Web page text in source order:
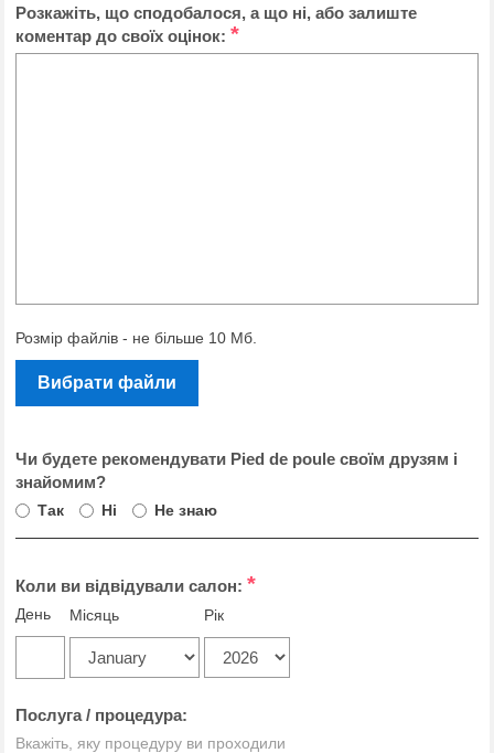
Розкажіть, що сподобалося, а що ні, або залиште
коментар до своїх оцінок: *
Розмір файлів - не більше 10 Мб.
Вибрати файли
Чи будете рекомендувати Pied de poule своїм друзям і
знайомим?
Так Ні Не знаю
Коли ви відвідували салон: *
День Місяць Рік
Послуга / процедура:
Вкажіть, яку процедуру ви проходили